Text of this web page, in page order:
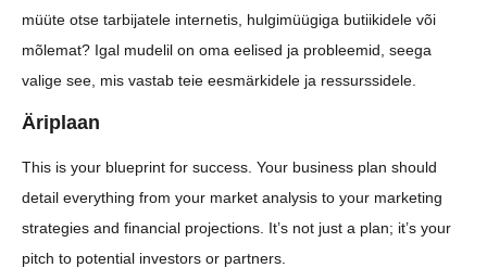
müüte otse tarbijatele internetis, hulgimüügiga butiikidele või
mõlemat? Igal mudelil on oma eelised ja probleemid, seega
valige see, mis vastab teie eesmärkidele ja ressurssidele.
Äriplaan
This is your blueprint for success. Your business plan should
detail everything from your market analysis to your marketing
strategies and financial projections. It’s not just a plan; it’s your
pitch to potential investors or partners.